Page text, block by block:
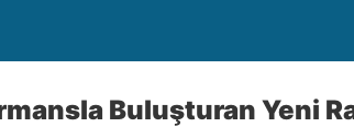
Buluşturan Yeni